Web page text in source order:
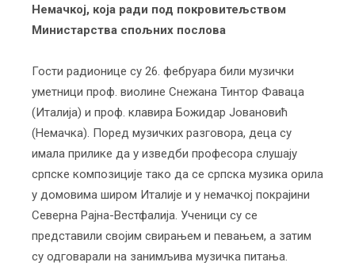
Немачкој, која ради под покровитељством
Министарства спољних послова
Гости радионице су 26. фебруара били музички
уметници проф. виолине Снежана Тинтор Фаваца
(Италија) и проф. клавира Божидар Јовановић
(Немачка). Поред музичких разговора, деца су
имала прилике да у изведби професора слушају
српске композиције тако да се српска музика орила
у домовима широм Италије и у немачкој покрајини
Северна Рајна-Вестфалија. Ученици су се
представили својим свирањем и певањем, а затим
су одговарали на занимљива музичка питања.